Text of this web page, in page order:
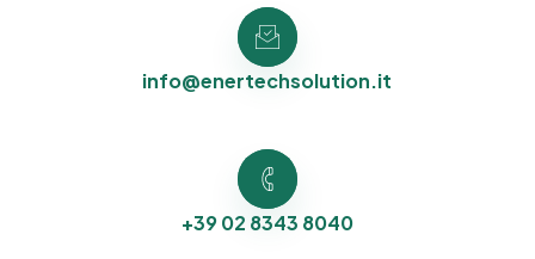
info@enertechsolution.it
+39 02 8343 8040